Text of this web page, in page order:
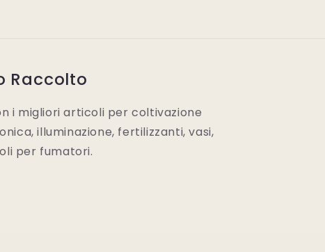
Raccolto
i migliori articoli per coltivazione
illuminazione, fertilizzanti, vasi,
per fumatori.